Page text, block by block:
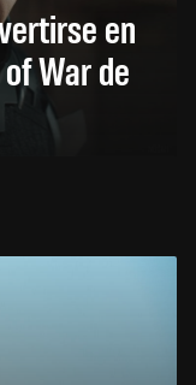
en
War de